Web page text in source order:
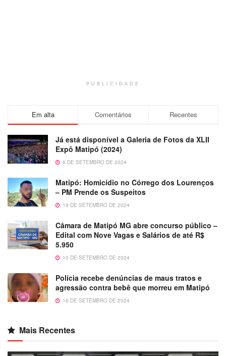
PUBLICIDADE
Em alta Comentários Recentes
Já está disponível a Galeria de Fotos da XLII
Expô Matipó (2024)
6 DE SETEMBRO DE 2024
Matipó: Homicídio no Córrego dos Lourenços
– PM Prende os Suspeitos
19 DE SETEMBRO DE 2024
Câmara de Matipó MG abre concurso público –
Edital com Nove Vagas e Salários de até R$
5.950
10 DE SETEMBRO DE 2024
Polícia recebe denúncias de maus tratos e
agressão contra bebê que morreu em Matipó
16 DE SETEMBRO DE 2024
Mais Recentes